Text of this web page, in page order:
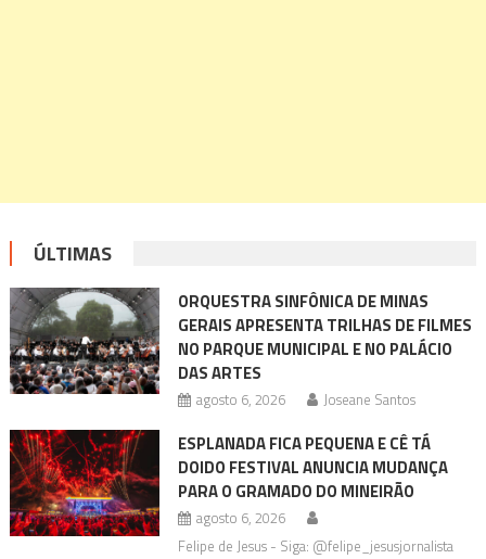
ÚLTIMAS
ORQUESTRA SINFÔNICA DE MINAS
GERAIS APRESENTA TRILHAS DE FILMES
NO PARQUE MUNICIPAL E NO PALÁCIO
DAS ARTES
agosto 6, 2026 Joseane Santos
ESPLANADA FICA PEQUENA E CÊ TÁ
DOIDO FESTIVAL ANUNCIA MUDANÇA
PARA O GRAMADO DO MINEIRÃO
agosto 6, 2026
Felipe de Jesus - Siga: @felipe_jesusjornalista